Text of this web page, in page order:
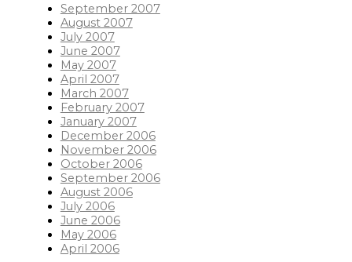
September 2007
August 2007
July 2007
June 2007
May 2007
April 2007
March 2007
February 2007
January 2007
December 2006
November 2006
October 2006
September 2006
August 2006
July 2006
June 2006
May 2006
April 2006